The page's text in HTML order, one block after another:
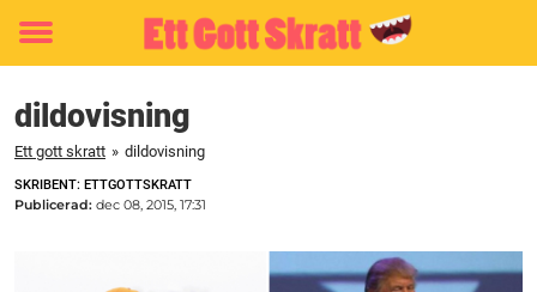
Toggle
dildovisning
Ett gott skratt » dildovisning
SKRIBENT: ETTGOTTSKRATT
Publicerad: dec 08, 2015, 17:31